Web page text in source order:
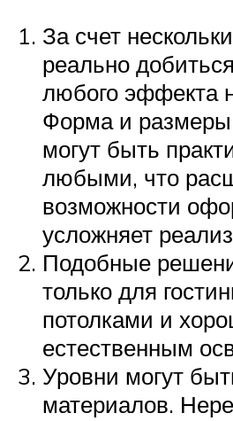
За счет
реально
любого эффекта
Форма и
могут быть
любыми, что
возможности
усложняет
Подобные
только для
потолками и
естественным
Уровни могут
материалов.